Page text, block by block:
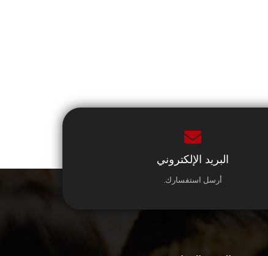
البريد الإلكتروني
أرسل استفسارك.